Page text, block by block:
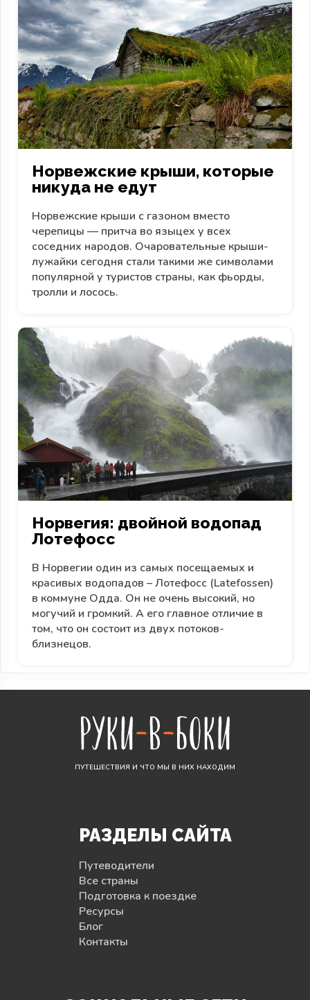
Норвежские крыши, которые
никуда не едут
Норвежские крыши с газоном вместо
черепицы — притча во языцех у всех
соседних народов. Очаровательные крыши-
лужайки сегодня стали такими же символами
популярной у туристов страны, как фьорды,
тролли и лосось.
Норвегия: двойной водопад
Лотефосс
В Норвегии один из самых посещаемых и
красивых водопадов – Лотефосс (Latefossen)
в коммуне Одда. Он не очень высокий, но
могучий и громкий. А его главное отличие в
том, что он состоит из двух потоков-
близнецов.
ПУТЕШЕСТВИЯ И ЧТО МЫ В НИХ НАХОДИМ
РАЗДЕЛЫ САЙТА
Путеводители
Все страны
Подготовка к поездке
Ресурсы
Блог
Контакты